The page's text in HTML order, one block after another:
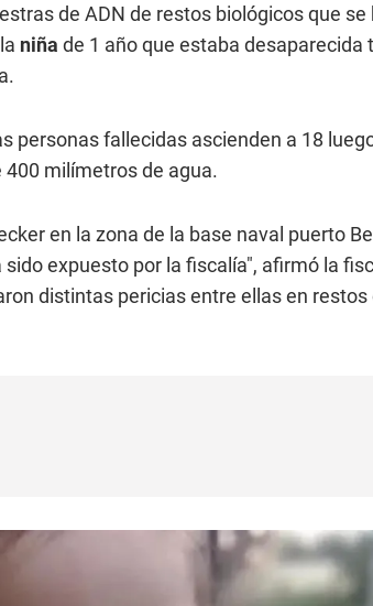
de ADN de restos biológicos que se
niña de 1 año que estaba desaparecida
personas fallecidas ascienden a 18
milímetros de agua.
en la zona de la base naval puerto
expuesto por la fiscalía", afirmó la
distintas pericias entre ellas en